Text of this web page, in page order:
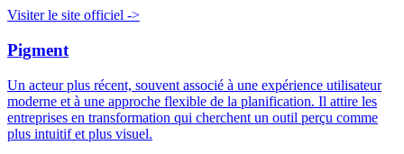
Visiter le site officiel ->
Pigment
Un acteur plus récent, souvent associé à une expérience utilisateur
moderne et à une approche flexible de la planification. Il attire les
entreprises en transformation qui cherchent un outil perçu comme
plus intuitif et plus visuel.